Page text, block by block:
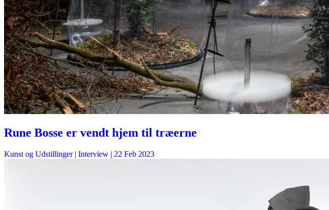
Rune Bosse er vendt hjem til træerne
Kunst og Udstillinger| Interview | 22 Feb 2023